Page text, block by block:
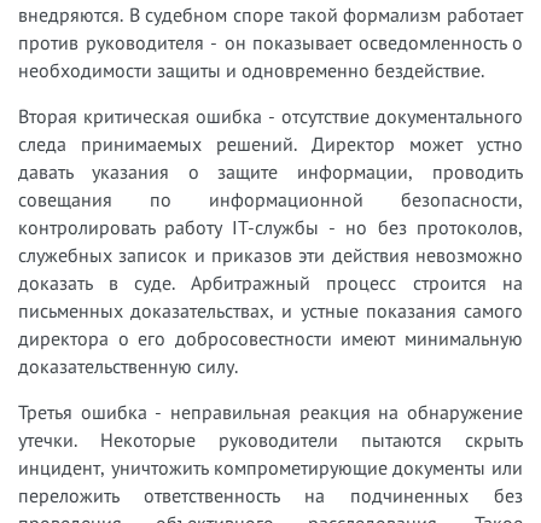
внедряются. В судебном споре такой формализм работает
против руководителя - он показывает осведомленность о
необходимости защиты и одновременно бездействие.
Вторая критическая ошибка - отсутствие документального
следа принимаемых решений. Директор может устно
давать указания о защите информации, проводить
совещания по информационной безопасности,
контролировать работу IT-службы - но без протоколов,
служебных записок и приказов эти действия невозможно
доказать в суде. Арбитражный процесс строится на
письменных доказательствах, и устные показания самого
директора о его добросовестности имеют минимальную
доказательственную силу.
Третья ошибка - неправильная реакция на обнаружение
утечки. Некоторые руководители пытаются скрыть
инцидент, уничтожить компрометирующие документы или
переложить ответственность на подчиненных без